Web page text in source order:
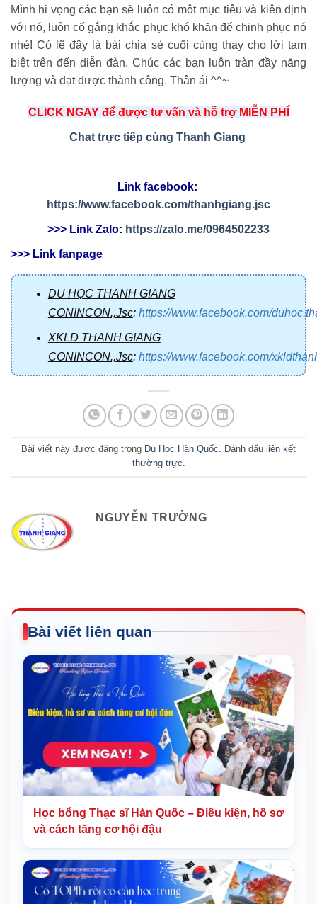
Mình hi vọng các bạn sẽ luôn có một mục tiêu và kiên định
với nó, luôn cố gắng khắc phục khó khăn để chinh phục nó
nhé! Có lẽ đây là bài chia sẻ cuối cùng thay cho lời tạm
biệt trên đến diễn đàn. Chúc các bạn luôn tràn đầy năng
lượng và đạt được thành công. Thân ái ^^~
CLICK NGAY để được tư vấn và hỗ trợ MIỄN PHÍ
Chat trực tiếp cùng Thanh Giang
https://www.facebook.com/thanhgiang.jsc
>>> Link Zalo: https://zalo.me/0964502233
>>> Link fanpage
DU HỌC THANH GIANG
CONINCON.,Jsc: https://www.facebook.com/
XKLĐ THANH GIANG
CONINCON.,Jsc: https://www.facebook.com/
Bài viết này được đăng trong Du Học Hàn Quốc . Đánh dấu liên kết
thường trực
NGUYỄN TRƯỜNG
Bài viết liên quan
Học bổng Thạc sĩ Hàn Quốc – Điều kiện, hồ sơ
và cách tăng cơ hội đậu